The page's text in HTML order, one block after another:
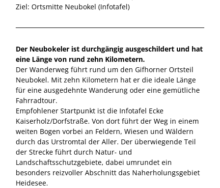
Ziel: Ortsmitte Neubokel (Infotafel)
Der Neubokeler ist durchgängig ausgeschildert und hat
eine Länge von rund zehn Kilometern.
Der Wanderweg führt rund um den Gifhorner Ortsteil
Neubokel. Mit zehn Kilometern hat er die ideale Länge
für eine ausgedehnte Wanderung oder eine gemütliche
Fahrradtour.
Empfohlener Startpunkt ist die Infotafel Ecke
Kaiserholz/Dorfstraße. Von dort führt der Weg in einem
weiten Bogen vorbei an Feldern, Wiesen und Wäldern
durch das Urstromtal der Aller. Der überwiegende Teil
der Strecke führt durch Natur- und
Landschaftsschutzgebiete, dabei umrundet ein
besonders reizvoller Abschnitt das Naherholungsgebiet
Heidesee.